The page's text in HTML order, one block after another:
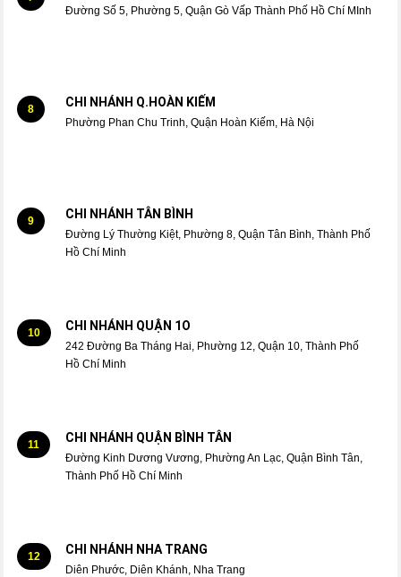
Đường Số 5, Phường 5, Quận Gò Vấp Thành Phố Hồ Chí MInh
8 CHI NHÁNH Q.HOÀN KIẾM
Phường Phan Chu Trinh, Quận Hoàn Kiếm, Hà Nội
9 CHI NHÁNH TÂN BÌNH
Đường Lý Thường Kiệt, Phường 8, Quận Tân Bình, Thành Phố
Hồ Chí Minh
10 CHI NHÁNH QUẬN 1O
242 Đường Ba Tháng Hai, Phường 12, Quận 10, Thành Phố
Hồ Chí Minh
11 CHI NHÁNH QUẬN BÌNH TÂN
Đường Kinh Dương Vương, Phường An Lạc, Quận Bình Tân,
Thành Phố Hồ Chí Minh
12 CHI NHÁNH NHA TRANG
Diên Phước, Diên Khánh, Nha Trang